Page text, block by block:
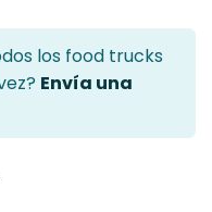
los food trucks
Envía una